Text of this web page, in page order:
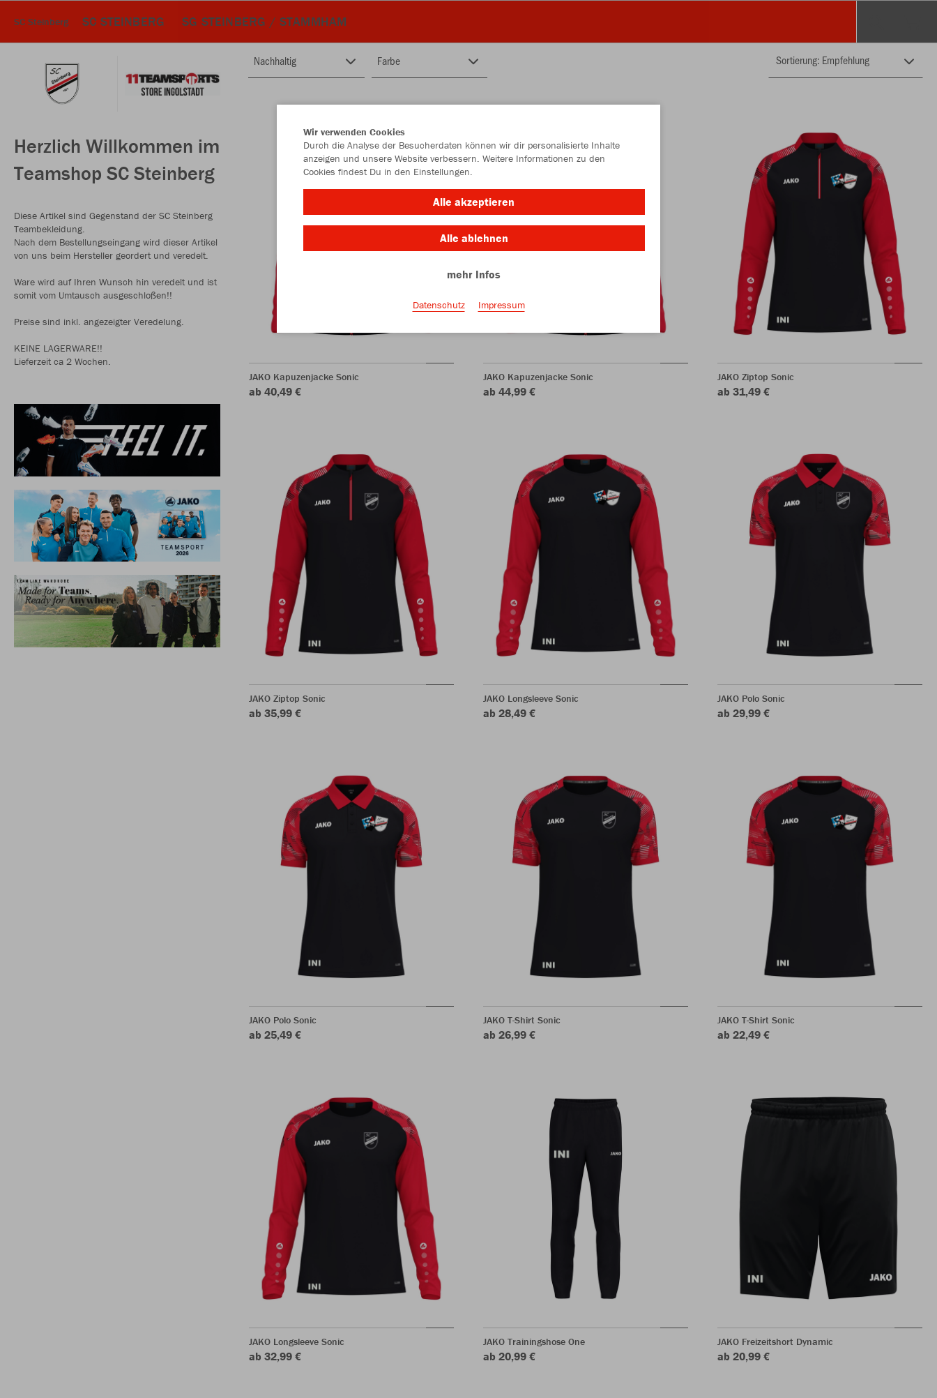
SC Steinberg SC STEINBERG SG STEINBERG / STAMMHAM
Herzlich Willkommen im
Teamshop SC Steinberg
Diese Artikel sind Gegenstand der SC Steinberg
Teambekleidung.
Nach dem Bestellungseingang wird dieser Artikel
von uns beim Hersteller geordert und veredelt.
Ware wird auf Ihren Wunsch hin veredelt und ist
somit vom Umtausch ausgeschloßen!!
Preise sind inkl. angezeigter Veredelung.
KEINE LAGERWARE!!
Lieferzeit ca 2 Wochen.
Nachhaltig Farbe
JAKO Kapuzenjacke Sonic
ab 40,49 €
JAKO Kapuzenjacke Sonic
ab 44,99 €
JAKO Ziptop Sonic
ab 31,49 €
JAKO Ziptop Sonic
ab 35,99 €
JAKO Longsleeve Sonic
ab 28,49 €
JAKO Polo Sonic
ab 29,99 €
JAKO Polo Sonic
ab 25,49 €
JAKO T-Shirt Sonic
ab 26,99 €
JAKO T-Shirt Sonic
ab 22,49 €
JAKO Longsleeve Sonic
ab 32,99 €
JAKO Trainingshose One
ab 20,99 €
JAKO Freizeitshort Dynamic
ab 20,99 €
Wir verwenden Cookies
Durch die Analyse der Besucherdaten können wir dir personalisierte Inhalte
anzeigen und unsere Website verbessern. Weitere Informationen zu den
Cookies findest Du in den Einstellungen.
Alle akzeptieren
Alle ablehnen
mehr Infos
Datenschutz Impressum